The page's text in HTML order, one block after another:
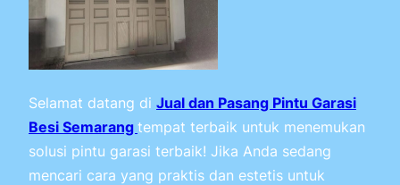
Selamat datang di Jual dan Pasang Pintu Garasi
Besi Semarang tempat terbaik untuk menemukan
solusi pintu garasi terbaik! Jika Anda sedang
mencari cara yang praktis dan estetis untuk